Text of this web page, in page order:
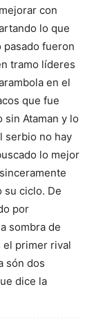
con
lo que
pasado fueron
tramo líderes
en el
que fue
sin Ataman y lo
serbio no hay
lo mejor
su ciclo. De
por
sombra de
el primer rival
són dos
dice la